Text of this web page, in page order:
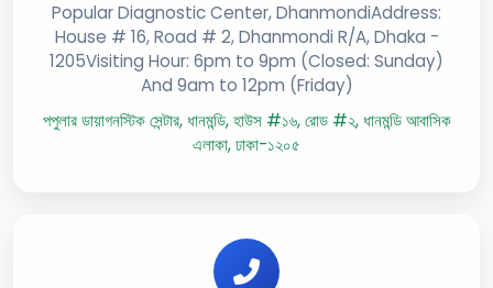
Popular Diagnostic Center, DhanmondiAddress:
House # 16, Road # 2, Dhanmondi R/A, Dhaka -
1205Visiting Hour: 6pm to 9pm (Closed: Sunday)
And 9am to 12pm (Friday)
পপুলার ডায়াগনস্টিক সেন্টার, ধানমন্ডি, হাউস #১৬, রোড #২, ধানমন্ডি আবাসিক
এলাকা, ঢাকা-১২০৫